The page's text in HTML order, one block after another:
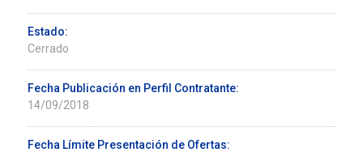
Estado:
Cerrado
Fecha Publicación en Perfil Contratante:
14/09/2018
Fecha Límite Presentación de Ofertas: